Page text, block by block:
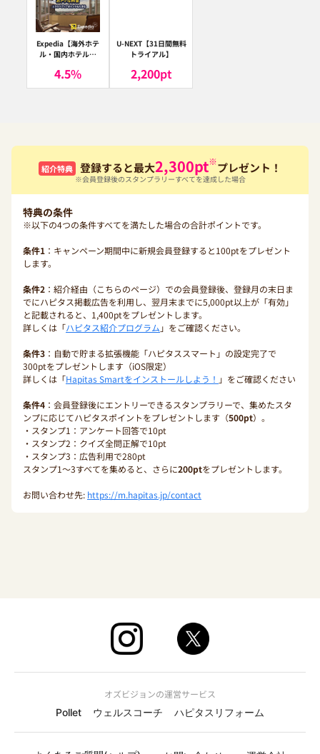
Expedia【海外ホテ
ル・国内ホテル予
ア）
4.5%
U-NEXT【31日間無料
トライアル】
2,200pt
紹介特典 登録すると最大2,300pt※プレゼント！
※会員登録後のスタンプラリーすべてを達成した場合
特典の条件
※以下の4つの条件すべてを満たした場合の合計ポイントです。
条件1 ：キャンペーン期間中に新規会員登録すると100ptをプレゼント
します。
条件2 ：紹介経由（こちらのページ）での会員登録後、登録月の末日ま
でにハピタス掲載広告を利用し、翌月末までに5,000pt以上が「有効」
と記載されると、1,400ptをプレゼントします。
詳しくは「ハピタス紹介プログラム 」をご確認ください。
条件3 ：自動で貯まる拡張機能「ハピタススマート」の設定完了で
300ptをプレゼントします（iOS限定）
詳しくは「Hapitas Smartをインストールしよう！ 」をご確認ください
条件4 ：会員登録後にエントリーできるスタンプラリーで、集めたスタ
ンプに応じてハピタスポイントをプレゼントします（500pt）。
・スタンプ1：アンケート回答で10pt
・スタンプ2：クイズ全問正解で10pt
・スタンプ3：広告利用で280pt
スタンプ1〜3すべてを集めると、さらに200ptをプレゼントします。
お問い合わせ先: https://m.hapitas.jp/contact
オズビジョンの運営サービス
Pollet
ウェルスコーチ ハピタスリフォーム